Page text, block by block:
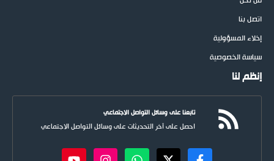
اتصل بنا
إخلاء المسؤولية
سياسة الخصوصية
إنظم لنا
تابعنا على وسائل التواصل الاجتماعي
احصل على آخر التحديثات على وسائل التواصل الاجتماعي